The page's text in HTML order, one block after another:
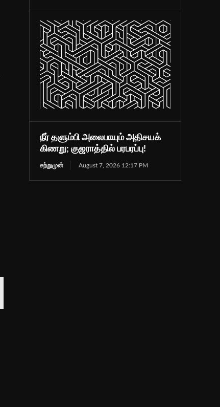
நீர் தளும்பி அலைபாயும் அதிசயக்
கிணறு; குஜராத்தில் பரபரப்பு!
சற்றுமுன் August 7, 2026 12:17 PM